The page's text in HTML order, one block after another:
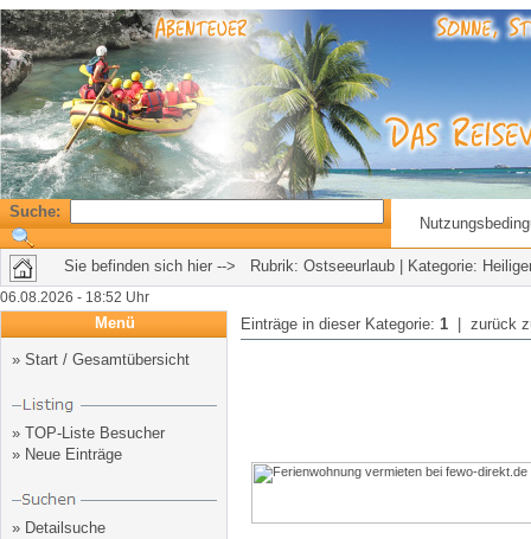
Suche:
Sie befinden sich hier --> Rubrik: Ostseeurlaub | Kategorie:
06.08.2026 - 18:52 Uhr
Menü
» Start / Gesamtübersicht
» TOP-Liste Besucher
» Neue Einträge
» Detailsuche
Einträge in dieser Kategorie: 1 | zurück